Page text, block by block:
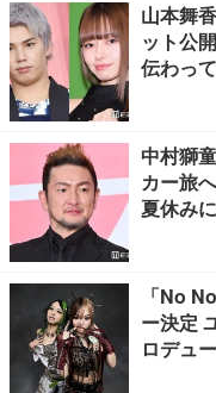
山本舞
ット公
伝わっ
中村獅
カー旅
夏休み
「No
ー決定
ロデュ